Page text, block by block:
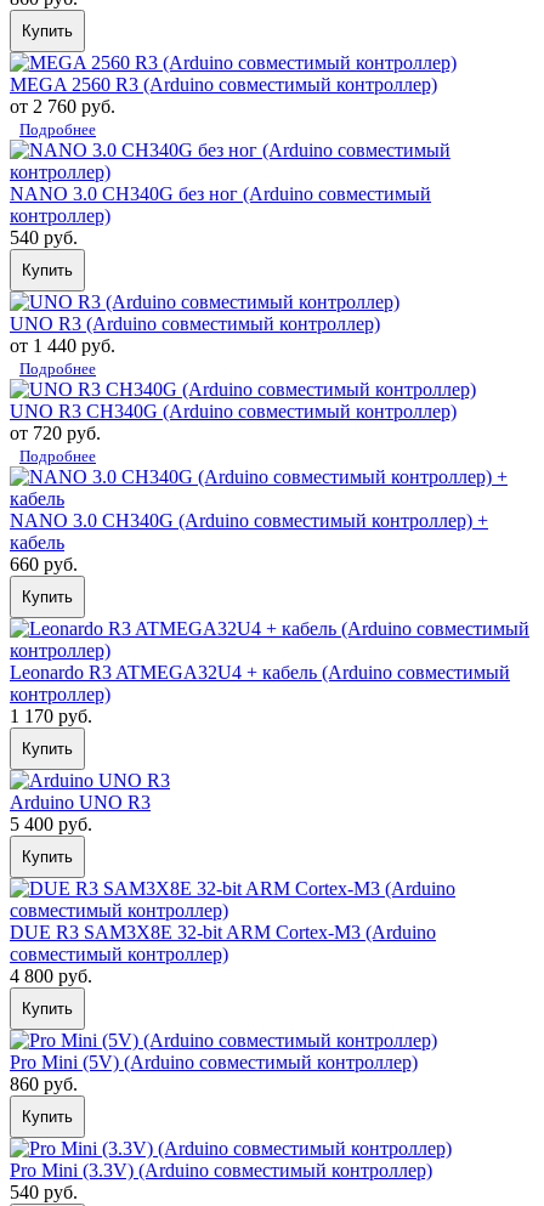
Купить
MEGA 2560 R3 (Arduino совместимый контроллер)
от 2 760 руб.
Подробнее
NANO 3.0 CH340G без ног (Arduino совместимый
контроллер)
540 руб.
Купить
UNO R3 (Arduino совместимый контроллер)
от 1 440 руб.
Подробнее
UNO R3 CH340G (Arduino совместимый контроллер)
от 720 руб.
Подробнее
NANO 3.0 CH340G (Arduino совместимый контроллер) +
кабель
660 руб.
Купить
Leonardo R3 ATMEGA32U4 + кабель (Arduino совместимый
контроллер)
1 170 руб.
Купить
Arduino UNO R3
5 400 руб.
Купить
DUE R3 SAM3X8E 32-bit ARM Cortex-M3 (Arduino
совместимый контроллер)
4 800 руб.
Купить
Pro Mini (5V) (Arduino совместимый контроллер)
860 руб.
Купить
Pro Mini (3.3V) (Arduino совместимый контроллер)
540 руб.